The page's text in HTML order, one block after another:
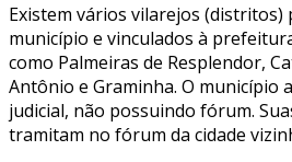
Existem vários vilarejos (distritos)
município e vinculados à
como Palmeiras de Resplendor,
Antônio e Graminha. O município
judicial, não possuindo fórum.
tramitam no fórum da cidade